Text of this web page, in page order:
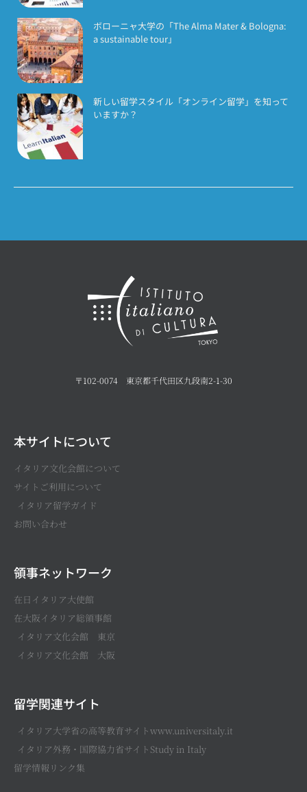
ボローニャ大学の「The Alma Mater & Bologna:
a sustainable tour」
新しい留学スタイル「オンライン留学」を知って
いますか？
〒102-0074 東京都千代田区九段南2-1-30
本サイトについて
イタリア文化会館について
サイトご利用について
イタリア留学ガイド
お問い合わせ
領事ネットワーク
在日イタリア大使館
在大阪イタリア総領事館
イタリア文化会館 東京
イタリア文化会館 大阪
留学関連サイト
イタリア大学省の高等教育サイトwww.universitaly.it
イタリア外務・国際協力省サイトStudy in Italy
留学情報リンク集